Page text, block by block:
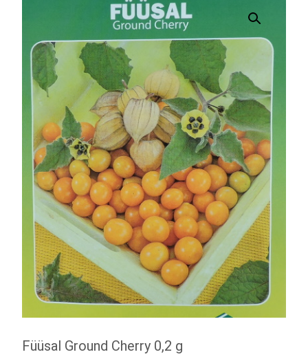
Füüsal Ground Cherry 0,2 g